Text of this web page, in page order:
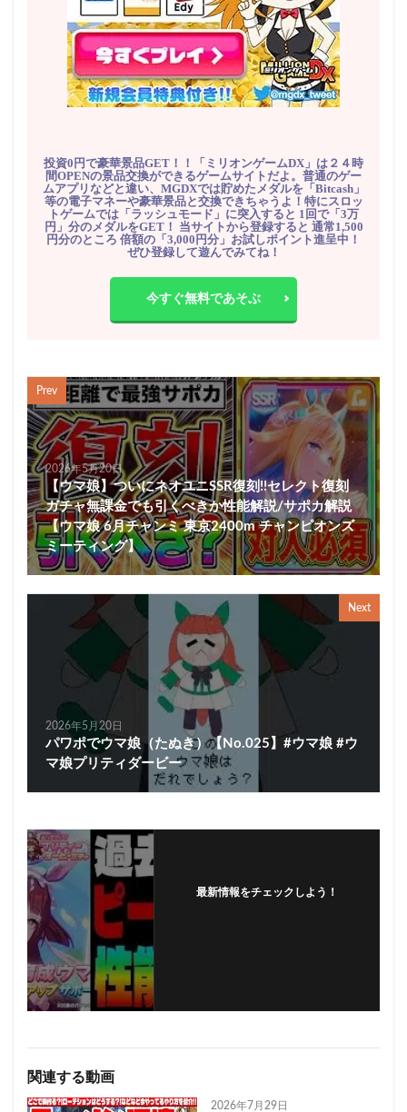
投資0円で豪華景品GET！！「ミリオンゲームDX」は２４時
間OPENの景品交換ができるゲームサイトだよ。普通のゲー
ムアプリなどと違い、MGDXでは貯めたメダルを「Bitcash」
等の電子マネーや豪華景品と交換できちゃうよ！特にスロッ
トゲームでは「ラッシュモード」に突入すると 1回で「3万
円」分のメダルをGET！ 当サイトから登録すると 通常1,500
円分のところ 倍額の「3,000円分」お試しポイント進呈中！
ぜひ登録して遊んでみてね！
今すぐ無料であそぶ
Prev
2026年5月20日
【ウマ娘】ついにネオユニSSR復刻!!セレクト復刻
ガチャ無課金でも引くべきか性能解説/サポカ解説
【ウマ娘 6月チャンミ 東京2400m チャンピオンズ
ミーティング】
Next
2026年5月20日
パワポでウマ娘（たぬき）【No.025】#ウマ娘 #ウ
マ娘プリティダービー
最新情報をチェックしよう！
関連する動画
2026年7月29日